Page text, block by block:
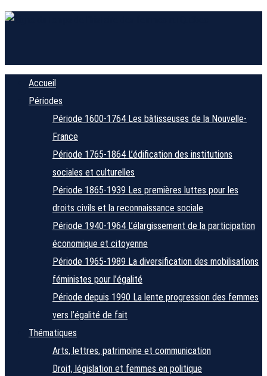
Accueil
Périodes
Période 1600-1764 Les bâtisseuses de la Nouvelle-
France
Période 1765-1864 L’édification des institutions
sociales et culturelles
Période 1865-1939 Les premières luttes pour les
droits civils et la reconnaissance sociale
Période 1940-1964 L’élargissement de la participation
économique et citoyenne
Période 1965-1989 La diversification des mobilisations
féministes pour l’égalité
Période depuis 1990 La lente progression des femmes
vers l’égalité de fait
Thématiques
Arts, lettres, patrimoine et communication
Droit, législation et femmes en politique